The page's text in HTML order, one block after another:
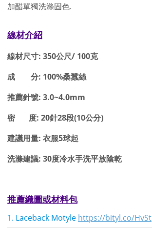
加醋單獨洗滌固色.
線材介紹
線材尺寸: 350公尺/ 100克
成 分: 100%桑蠶絲
推薦針號: 3.0~4.0mm
密 度: 20針28段(10公分)
建議用量: 衣服5球起
洗滌建議: 30度冷水手洗平放陰乾
推薦織圖或材料包
1. Laceback Motyle https://bityl.co/HvSt